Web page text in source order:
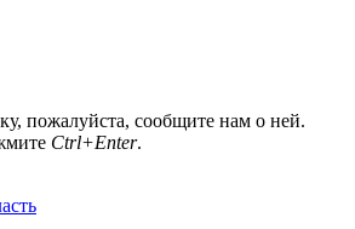
пожалуйста, сообщите нам о ней.
Ctrl+Enter.